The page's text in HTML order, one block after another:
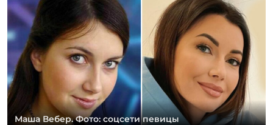
Маша Вебер. Фото: соцсети певицы